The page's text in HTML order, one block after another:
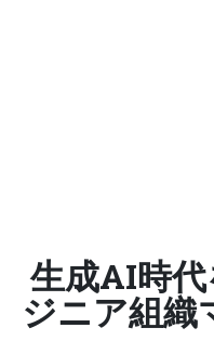
生成AI時
ジニア組織